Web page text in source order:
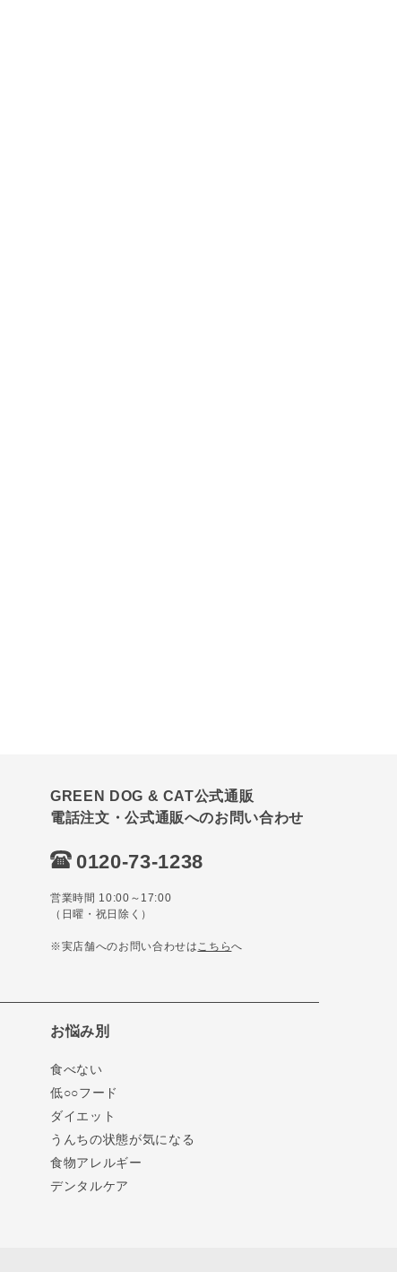
GREEN DOG & CAT公式通販
電話注文・公式通販へのお問い合わせ
0120-73-1238
営業時間 10:00～17:00
（日曜・祝日除く）
※実店舗へのお問い合わせはこちらへ
お悩み別
食べない
低○○フード
ダイエット
うんちの状態が気になる
食物アレルギー
デンタルケア